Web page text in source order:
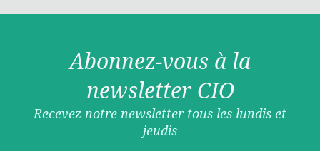
Abonnez-vous à la
newsletter CIO
Recevez notre newsletter tous les lundis et
jeudis